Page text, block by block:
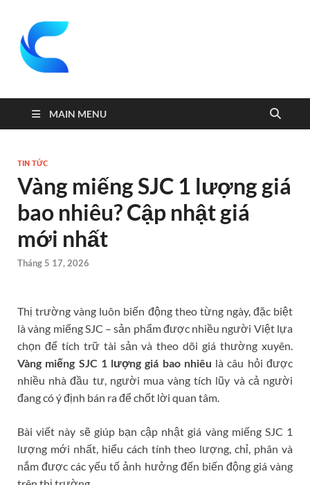
MAIN MENU
TIN TỨC
Vàng miếng SJC 1 lượng giá
bao nhiêu? Cập nhật giá
mới nhất
Tháng 5 17, 2026
Thị trường vàng luôn biến động theo từng ngày, đặc biệt
là vàng miếng SJC – sản phẩm được nhiều người Việt lựa
chọn để tích trữ tài sản và theo dõi giá thường xuyên.
Vàng miếng SJC 1 lượng giá bao nhiêu là câu hỏi được
nhiều nhà đầu tư, người mua vàng tích lũy và cả người
đang có ý định bán ra để chốt lời quan tâm.
Bài viết này sẽ giúp bạn cập nhật giá vàng miếng SJC 1
lượng mới nhất, hiểu cách tính theo lượng, chỉ, phân và
nắm được các yếu tố ảnh hưởng đến biến động giá vàng